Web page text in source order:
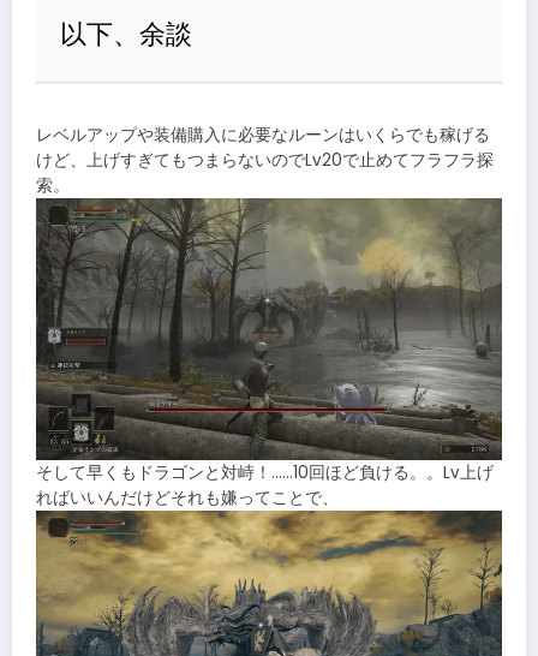
以下、余談
レベルアップや装備購入に必要なルーンはいくらでも稼げる
けど、上げすぎてもつまらないのでLv20で止めてフラフラ探
索。
そして早くもドラゴンと対峙！……10回ほど負ける。。Lv上げ
ればいいんだけどそれも嫌ってことで、